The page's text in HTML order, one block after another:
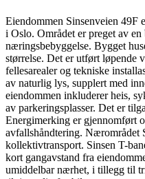
Eiendommen Sinsenveien 49F
i Oslo. Området er preget av
næringsbebyggelse. Bygget
størrelse. Det er utført løpende
fellesarealer og tekniske
av naturlig lys, supplert med
eiendommen inkluderer heis,
av parkeringsplasser. Det er
Energimerking er gjennomført
avfallshåndtering. Nærområdet
kollektivtransport. Sinsen T-
kort gangavstand fra
umiddelbar nærhet, i tillegg til